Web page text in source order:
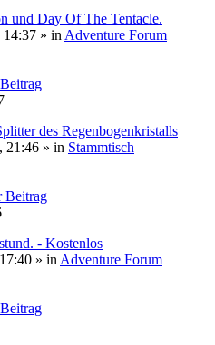
und Day Of The Tentacle.
14:37 » in Adventure Forum
des Regenbogenkristalls
21:46 » in Stammtisch
Beitrag
- Kostenlos
» in Adventure Forum